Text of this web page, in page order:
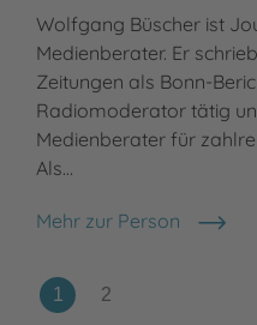
Wolfgang Büscher ist
Medienberater. Er
Zeitungen als Bonn-
Radiomoderator tätig
Medienberater für
Als…
Mehr zur Person
Wolfgang Büscher